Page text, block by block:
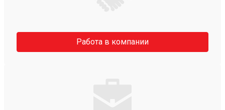
Работа в компании